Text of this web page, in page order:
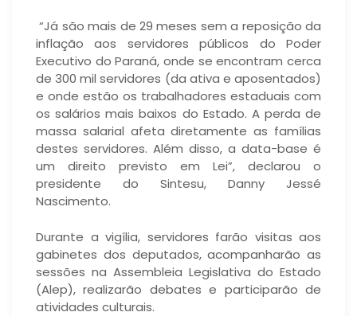
“Já são mais de 29 meses sem a reposição da
inflação aos servidores públicos do Poder
Executivo do Paraná, onde se encontram cerca
de 300 mil servidores (da ativa e aposentados)
e onde estão os trabalhadores estaduais com
os salários mais baixos do Estado. A perda de
massa salarial afeta diretamente as famílias
destes servidores. Além disso, a data-base é
um direito previsto em Lei”, declarou o
presidente do Sintesu, Danny Jessé
Nascimento.
Durante a vigília, servidores farão visitas aos
gabinetes dos deputados, acompanharão as
sessões na Assembleia Legislativa do Estado
(Alep), realizarão debates e participarão de
atividades culturais.